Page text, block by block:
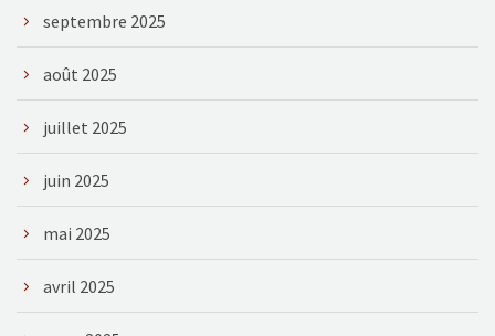
septembre 2025
août 2025
juillet 2025
juin 2025
mai 2025
avril 2025